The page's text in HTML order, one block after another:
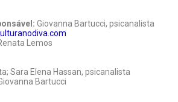
Giovanna Bartucci, psicanalista
Lemos
Sara Elena Hassan, psicanalista
Bartucci